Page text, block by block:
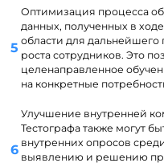
Оптимизация процесса
данных, полученных в
области для дальнейшего
роста сотрудников. Это
целенаправленное
на конкретные
Улучшение внутренней
Тестографа также могут
внутренних опросов
выявлению и решению